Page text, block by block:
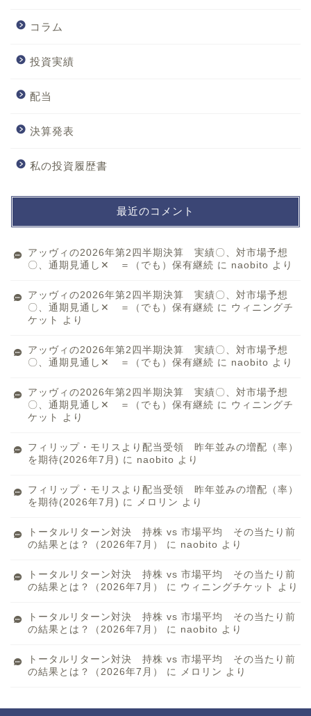
コラム
投資実績
配当
決算発表
私の投資履歴書
最近のコメント
アッヴィの2026年第2四半期決算 実績〇、対市場予想
〇、通期見通し✕ ＝（でも）保有継続 に naobito より
アッヴィの2026年第2四半期決算 実績〇、対市場予想
〇、通期見通し✕ ＝（でも）保有継続 に ウィニングチ
ケット
より
アッヴィの2026年第2四半期決算 実績〇、対市場予想
〇、通期見通し✕ ＝（でも）保有継続 に naobito より
アッヴィの2026年第2四半期決算 実績〇、対市場予想
〇、通期見通し✕ ＝（でも）保有継続 に ウィニングチ
ケット
より
フィリップ・モリスより配当受領 昨年並みの増配（率）
を期待(2026年7月) に naobito より
フィリップ・モリスより配当受領 昨年並みの増配（率）
を期待(2026年7月) に メロリン より
トータルリターン対決 持株 vs 市場平均 その当たり前
の結果とは？（2026年7月）
に naobito より
トータルリターン対決 持株 vs 市場平均 その当たり前
の結果とは？（2026年7月）
に ウィニングチケット より
トータルリターン対決 持株 vs 市場平均 その当たり前
の結果とは？（2026年7月）
に naobito より
トータルリターン対決 持株 vs 市場平均 その当たり前
の結果とは？（2026年7月）
に メロリン より